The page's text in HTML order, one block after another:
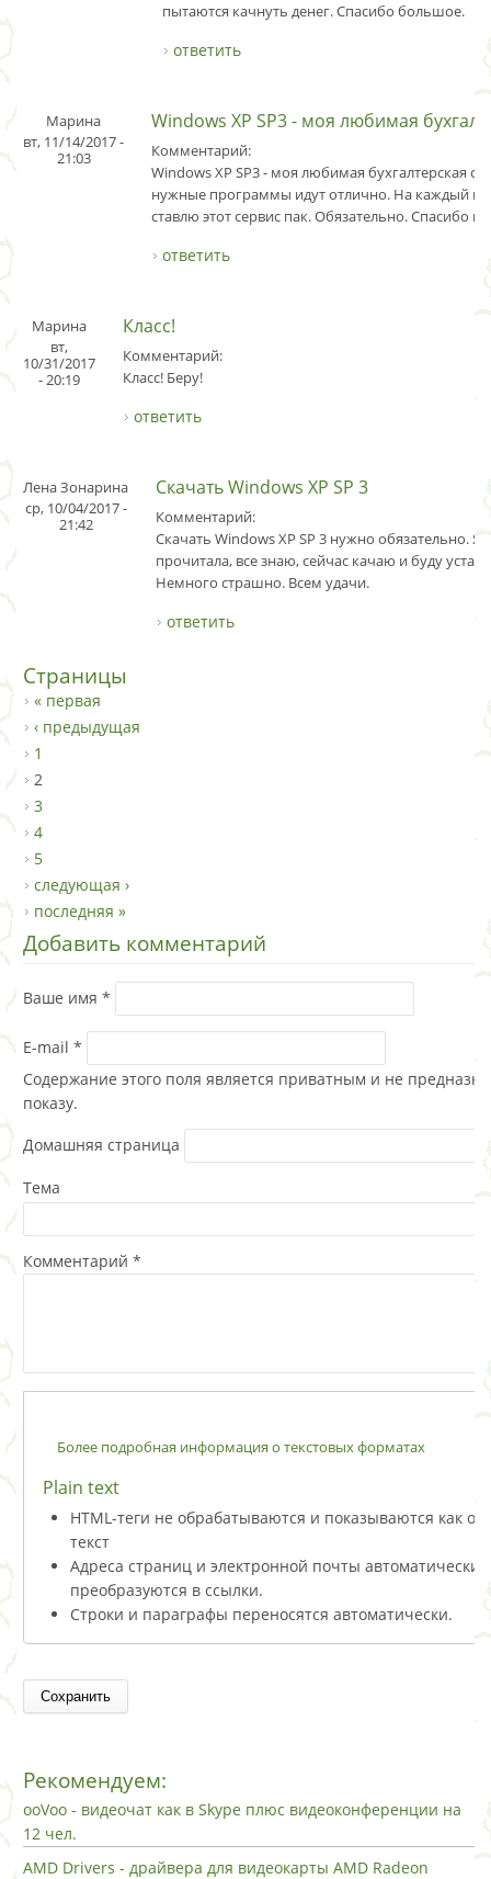
пытаются качнуть денег. Спасибо большое.
ответить
Марина
вт, 11/14/2017 -
21:03
Windows XP SP3 - моя любимая
Комментарий:
Windows XP SP3 - моя любимая бухгалтерская
нужные программы идут отлично. На каждый
ставлю этот сервис пак. Обязательно. Спасибо
ответить
Марина
вт,
10/31/2017
- 20:19
Класс!
Комментарий:
Класс! Беру!
ответить
Лена Зонарина
ср, 10/04/2017 -
21:42
Скачать Windows XP SP 3
Комментарий:
Скачать Windows XP SP 3 нужно обязательно. Я
прочитала, все знаю, сейчас качаю и буду
Немного страшно. Всем удачи.
ответить
Страницы
« первая
‹ предыдущая
1
2
3
4
5
следующая ›
последняя »
Добавить комментарий
Ваше имя *
E-mail *
Содержание этого поля является приватным и не
показу.
Домашняя страница
Тема
Комментарий *
Более подробная информация о текстовых форматах
Plain text
HTML-теги не обрабатываются и показываются как
текст
Адреса страниц и электронной почты автоматически
преобразуются в ссылки.
Строки и параграфы переносятся автоматически.
Рекомендуем:
ooVoo - видеочат как в Skype плюс видеоконференции на
12 чел.
AMD Drivers - драйвера для видеокарты AMD Radeon